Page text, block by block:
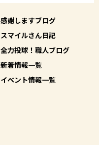
感謝しますブログ
スマイルさん日記
全力投球！職人ブログ
新着情報一覧
イベント情報一覧